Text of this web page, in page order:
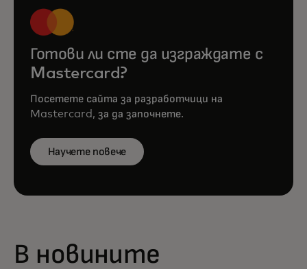
Готови ли сте да изграждате с
Mastercard?
Посетете сайта за разработчици на
Mastercard, за да започнете.
Научете повече
В новините